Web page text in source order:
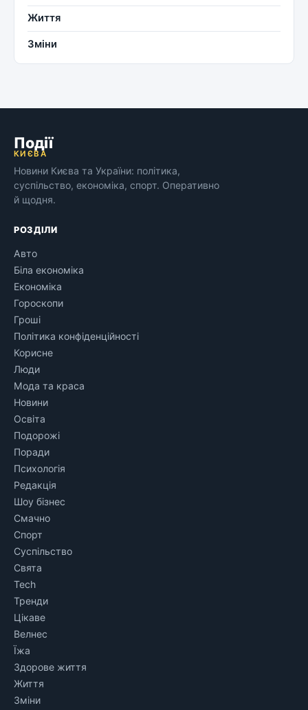
Життя
Зміни
Події
КИЄВА
Новини Києва та України: політика,
суспільство, економіка, спорт. Оперативно
й щодня.
РОЗДІЛИ
Авто
Біла економіка
Економіка
Гороскопи
Гроші
Політика конфіденційності
Корисне
Люди
Мода та краса
Новини
Освіта
Подорожі
Поради
Психологія
Редакція
Шоу бізнес
Смачно
Спорт
Суспільство
Свята
Tech
Тренди
Цікаве
Велнес
Їжа
Здорове життя
Життя
Зміни